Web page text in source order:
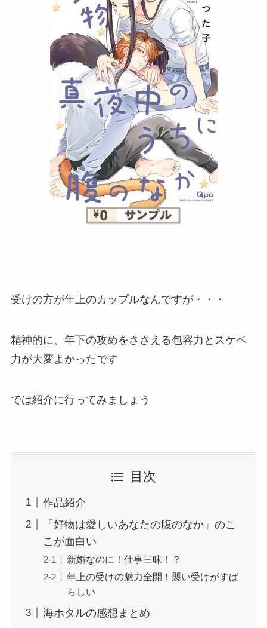
受けの方が年上のカップルなんですが・・・
精神的に、年下の攻めをささえる包容力とスケベ
力が大変よかったです
では紹介に行ってみましょう
目次
作品紹介
「好物は愛しいあなたの腹のなか」のこ
こが面白い
新婚なのに！仕事三昧！？
年上の受けの魅力全開！襲い受けがすば
らしい
海ホタルの感想まとめ